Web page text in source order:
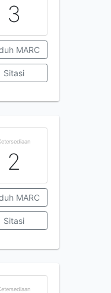
3
MARC
Sitasi
2
MARC
Sitasi